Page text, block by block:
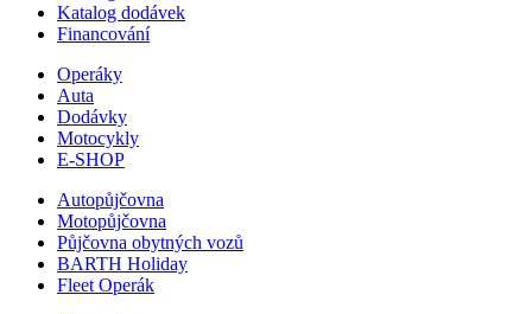
Katalog dodávek
Financování
Operáky
Auta
Dodávky
Motocykly
E-SHOP
Autopůjčovna
Motopůjčovna
Půjčovna obytných vozů
BARTH Holiday
Fleet Operák